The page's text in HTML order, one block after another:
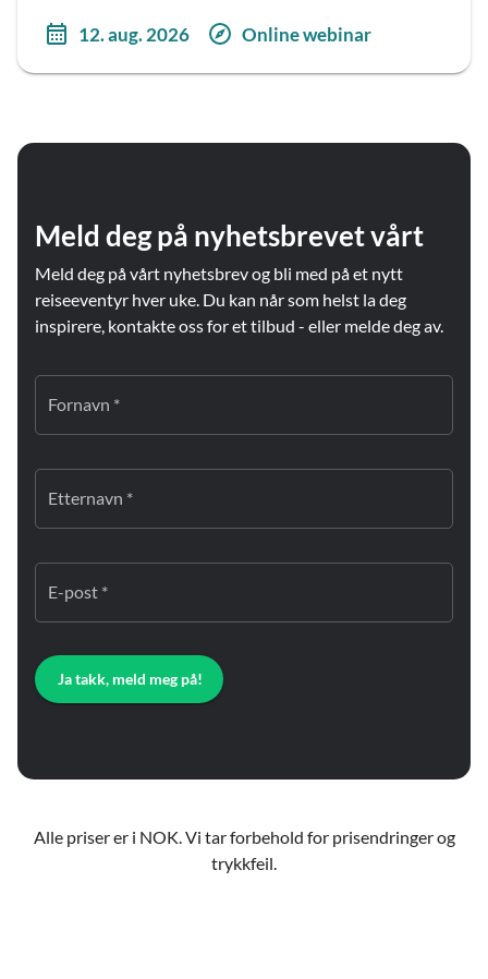
12. aug. 2026 Online webinar
Meld deg på nyhetsbrevet vårt
Meld deg på vårt nyhetsbrev og bli med på et nytt
reiseeventyr hver uke. Du kan når som helst la deg
inspirere, kontakte oss for et tilbud - eller melde deg av.
Fornavn *
Etternavn *
E-post *
Ja takk, meld meg på!
Alle priser er i NOK. Vi tar forbehold for prisendringer og
trykkfeil.